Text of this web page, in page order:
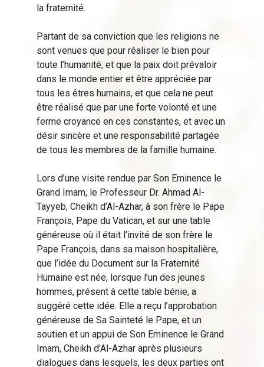
la fraternité.
Partant de sa conviction que les religions ne
sont venues que pour réaliser le bien pour
toute l’humanité, et que la paix doit prévaloir
dans le monde entier et être appréciée par
tous les êtres humains, et que cela ne peut
être réalisé que par une forte volonté et une
ferme croyance en ces constantes, et avec un
désir sincère et une responsabilité partagée
de tous les membres de la famille humaine.
Lors d’une visite rendue par Son Eminence le
Grand Imam, le Professeur Dr. Ahmad Al-
Tayyeb, Cheikh d’Al-Azhar, à son frère le Pape
François, Pape du Vatican, et sur une table
généreuse où il était l’invité de son frère le
Pape François, dans sa maison hospitalière,
que l’idée du Document sur la Fraternité
Humaine est née, lorsque l’un des jeunes
hommes, présent à cette table bénie, a
suggéré cette idée. Elle a reçu l’approbation
généreuse de Sa Sainteté le Pape, et un
soutien et un appui de Son Eminence le Grand
Imam, Cheikh d’Al-Azhar après plusieurs
dialogues dans lesquels, les deux parties ont